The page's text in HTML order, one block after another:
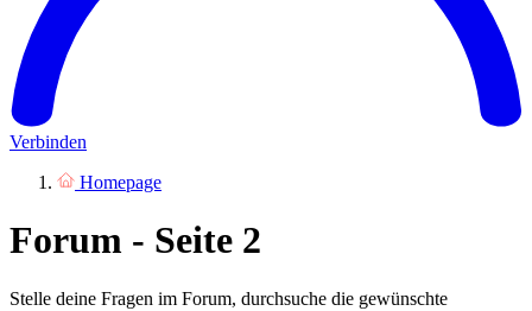
Verbinden
Homepage
Forum - Seite 2
Stelle deine Fragen im Forum, durchsuche die gewünschte